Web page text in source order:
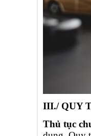
III./ QUY
Thủ tục